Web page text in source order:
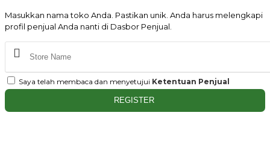
Masukkan nama toko Anda. Pastikan unik. Anda harus melengkapi
profil penjual Anda nanti di Dasbor Penjual.
Saya telah membaca dan menyetujui Ketentuan Penjual
REGISTER